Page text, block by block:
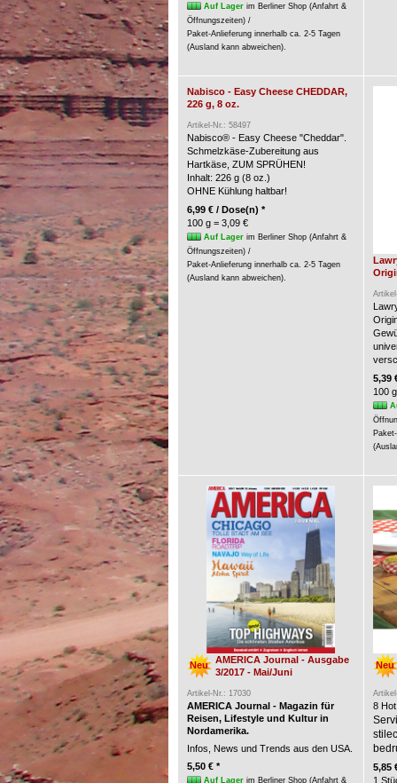
Auf Lagerim Berliner Shop (Anfahrt &
Öffnungszeiten) /
Paket-Anlieferung innerhalb ca. 2-5 Tagen
(Ausland kann abweichen).
Nabisco - Easy Cheese CHEDDAR,
226 g, 8 oz.
Artikel-Nr.: 58497
Nabisco® - Easy Cheese "Cheddar".
Schmelzkäse-Zubereitung aus
Hartkäse, ZUM SPRÜHEN!
Inhalt: 226 g (8 oz.)
OHNE Kühlung haltbar!
6,99 € / Dose(n) *
100 g = 3,09 €
Auf Lagerim Berliner Shop (Anfahrt &
Öffnungszeiten) /
Paket-Anlieferung innerhalb ca. 2-5 Tagen
(Ausland kann abweichen).
5,39
100
Neu
AMERICA Journal - Ausgabe
3/2017 - Mai/Juni
Artikel-Nr.: 17030
AMERICA Journal - Magazin für
Reisen, Lifestyle und Kultur in
Nordamerika.
Infos, News und Trends aus den USA.
5,50 € *
Auf Lagerim Berliner Shop (Anfahrt &
Neu
8
5,85
1